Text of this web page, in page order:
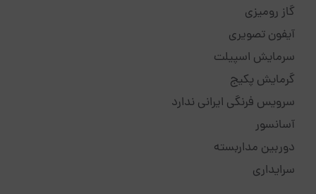
گاز رومیزی
آیفون تصویری
سرمایش اسپیلت
گرمایش پکیج
سرویس فرنگی ایرانی ندارد
آسانسور
دوربین مداربسته
سرایداری